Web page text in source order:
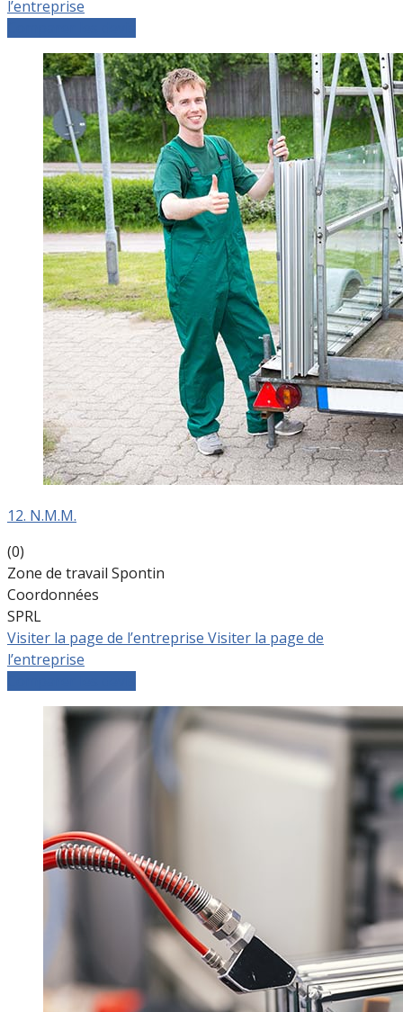
l’entreprise
12. N.M.M.
(0)
Zone de travail Spontin
Coordonnées
SPRL
Visiter la page de l’entreprise Visiter la page de
l’entreprise